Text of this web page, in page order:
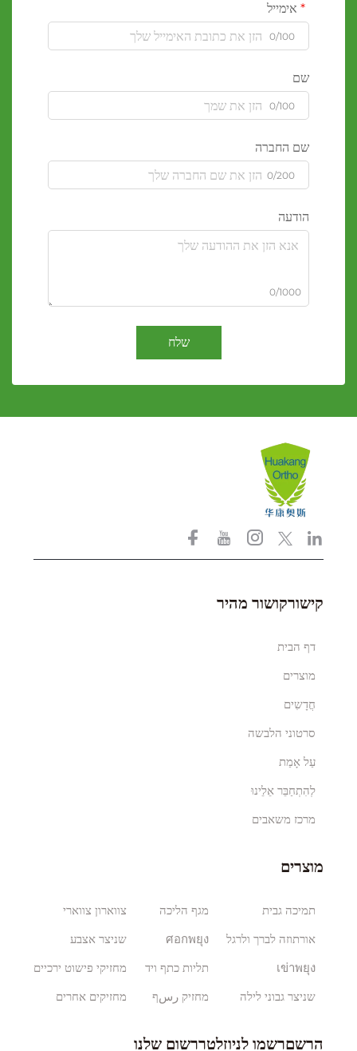
אימייל
0/100
שם
0/100
שם החברה
0/200
הודעה
0/1000
שלח
קישורקושור מהיר
דף הבית
מוצרים
חֲדָשִים
סרטוני הלבשה
עַל אָמַת
לְהִתְחַבֵּר אֵלֵינוּ
מרכז משאבים
מוצרים
תמיכה גבית
אורתוזה לברך ולרגל
เข่าพยุง
שניצר גבוני לילה
מגף הליכה
ศอกพยุง
תליות כתף ויד
מחזיק رسף
צווארון צווארי
שניצר אצבע
מחזיקי פישוט ירכיים
מחזיקים אחרים
הרשםרשמו לניוזלטררשום שלנו